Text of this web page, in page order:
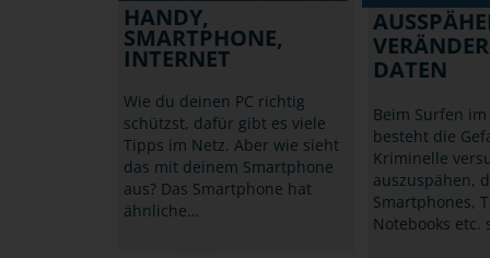
HANDY,
SMARTPHONE,
INTERNET
Wie du deinen PC richtig
schützst, dafür gibt es viele
Tipps im Netz. Aber wie sieht
das mit deinem Smartphone
aus? Das Smartphone hat
ähnliche…
DATEN
Beim Surfen
besteht die
Kriminelle
auszuspähen,
Smartphones,
Notebooks etc.